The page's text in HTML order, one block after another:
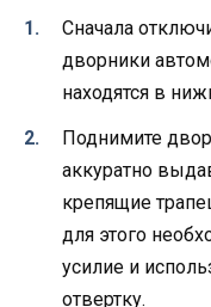
Сначала
дворники
находятся в
Поднимите
аккуратно
крепящие
для этого
усилие и
отвертку.